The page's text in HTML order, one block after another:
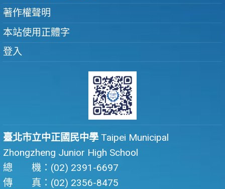
著作權聲明
本站使用正體字
登入
臺北市立中正國民中學 Taipei Municipal
Zhongzheng Junior High School
總 機：(02) 2391-6697
傳 真：(02) 2356-8475